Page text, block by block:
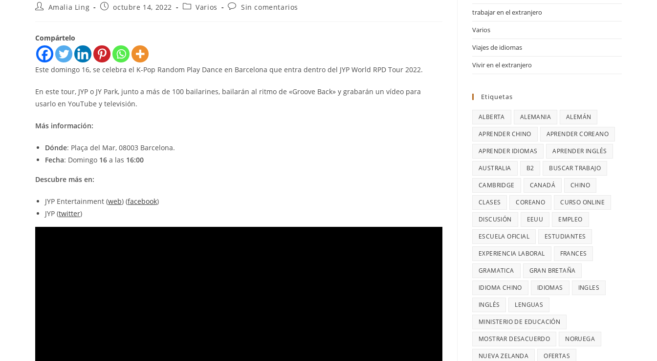
Autor
entrada:
Amalia Ling
Publicación
octubre 14, 2022
Categoría
Varios
Comentarios
Sin comentarios
Compártelo
Este domingo 16, se celebra el K-Pop Random Play Dance en Barcelona que entra dentro del JYP World RPD Tour 2022.
En este tour, JYP o JY Park, junto a más de 100 bailarines, bailarán al ritmo de «Groove Back» y grabarán un vídeo para
usarlo en YouTube y televisión.
Más información:
Dónde: Plaça del Mar, 08003 Barcelona.
Fecha: Domingo 16 a las 16:00
Descubre más en:
JYP Entertainment (web) (facebook)
JYP (twitter)
trabajar en el extranjero
Varios
Viajes de idiomas
Vivir en el extranjero
Etiquetas
ALBERTA ALEMANIA ALEMÁN
APRENDER CHINO APRENDER COREANO
APRENDER IDIOMAS APRENDER INGLÉS
AUSTRALIA B2 BUSCAR TRABAJO
CAMBRIDGE CANADÁ CHINO
CLASES COREANO CURSO ONLINE
DISCUSIÓN EEUU EMPLEO
ESCUELA OFICIAL ESTUDIANTES
EXPERIENCIA LABORAL FRANCES
GRAMATICA GRAN BRETAÑA
IDIOMA CHINO IDIOMAS INGLES
INGLÉS LENGUAS
MINISTERIO DE EDUCACIÓN
MOSTRAR DESACUERDO NORUEGA
NUEVA ZELANDA OFERTAS